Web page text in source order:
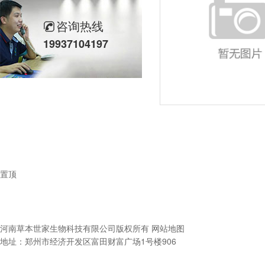
咨询热线
19937104197
置顶
河南草本世家生物科技有限公司版权所有 网站地图
地址：郑州市经济开发区富田财富广场1号楼906